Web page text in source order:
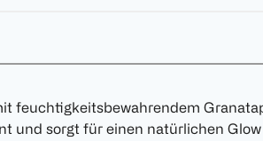
feuchtigkeitsbewahrendem
und sorgt für einen natürlichen